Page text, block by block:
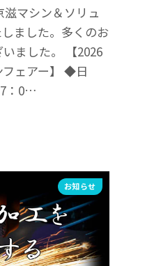
マシン＆ソリュ
ました。多くのお
ました。 【2026
フェアー】 ◆日
：0…
お知らせ